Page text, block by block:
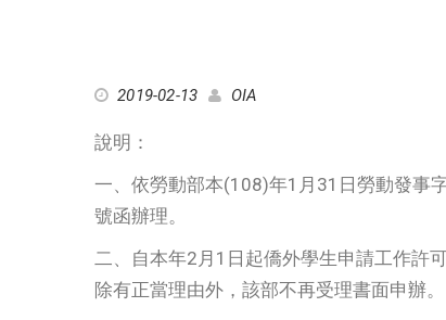
2019-02-13 OIA
說明：
一、依勞動部本(108)年1月31日勞動發事
號函辦理。
二、自本年2月1日起僑外學生申請工作許
除有正當理由外，該部不再受理書面申辦。